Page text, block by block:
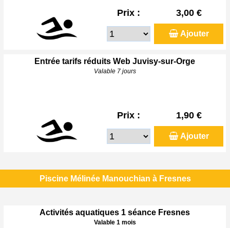
Prix : 3,00 €
Ajouter
Entrée tarifs réduits Web Juvisy-sur-Orge
Valable 7 jours
Prix : 1,90 €
Ajouter
Piscine Mélinée Manouchian à Fresnes
Activités aquatiques 1 séance Fresnes
Valable 1 mois